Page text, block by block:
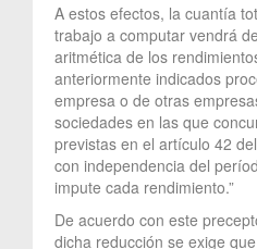
A estos efectos, la cuantía
trabajo a computar vendrá
aritmética de los
anteriormente indicados
empresa o de otras
sociedades en las que
previstas en el artículo 42
con independencia del
impute cada rendimiento.”
De acuerdo con este
dicha reducción se exige